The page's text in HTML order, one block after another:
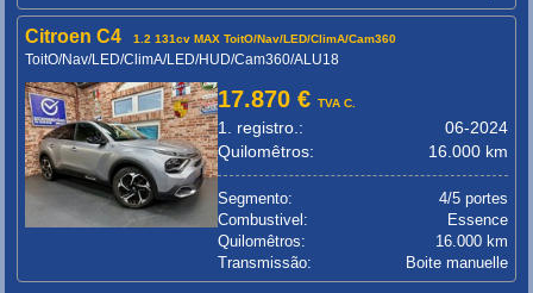
Citroen C4 1.2 131cv MAX ToitO/Nav/LED/ClimA/Cam360
ToitO/Nav/LED/ClimA/LED/HUD/Cam360/ALU18
17.870 €TVA C.
1. registro.:
06-2024
Quilomêtros:
16.000 km
Segmento:
4/5 portes
Combustivel:
Essence
Quilomêtros:
16.000 km
Transmissão:
Boite manuelle